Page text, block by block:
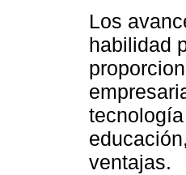
Los
habilidad
ventajas.